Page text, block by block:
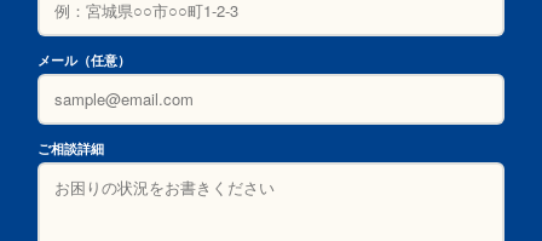
メール（任意）
ご相談詳細